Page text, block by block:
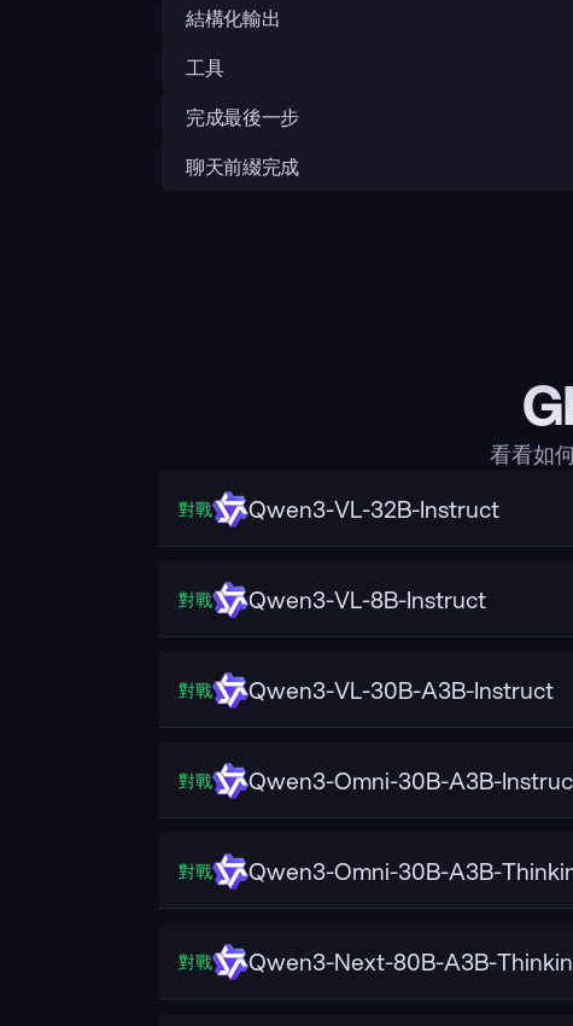
結構化輸出
工具
完成最後一步
聊天前綴完成
看看如
對戰 Qwen3-VL-32B-Instruct
對戰 Qwen3-VL-8B-Instruct
對戰 Qwen3-VL-30B-A3B-Instruct
對戰 Qwen3-Omni-30B-A3B-
對戰 Qwen3-Omni-30B-A3B-
對戰 Qwen3-Next-80B-A3B-